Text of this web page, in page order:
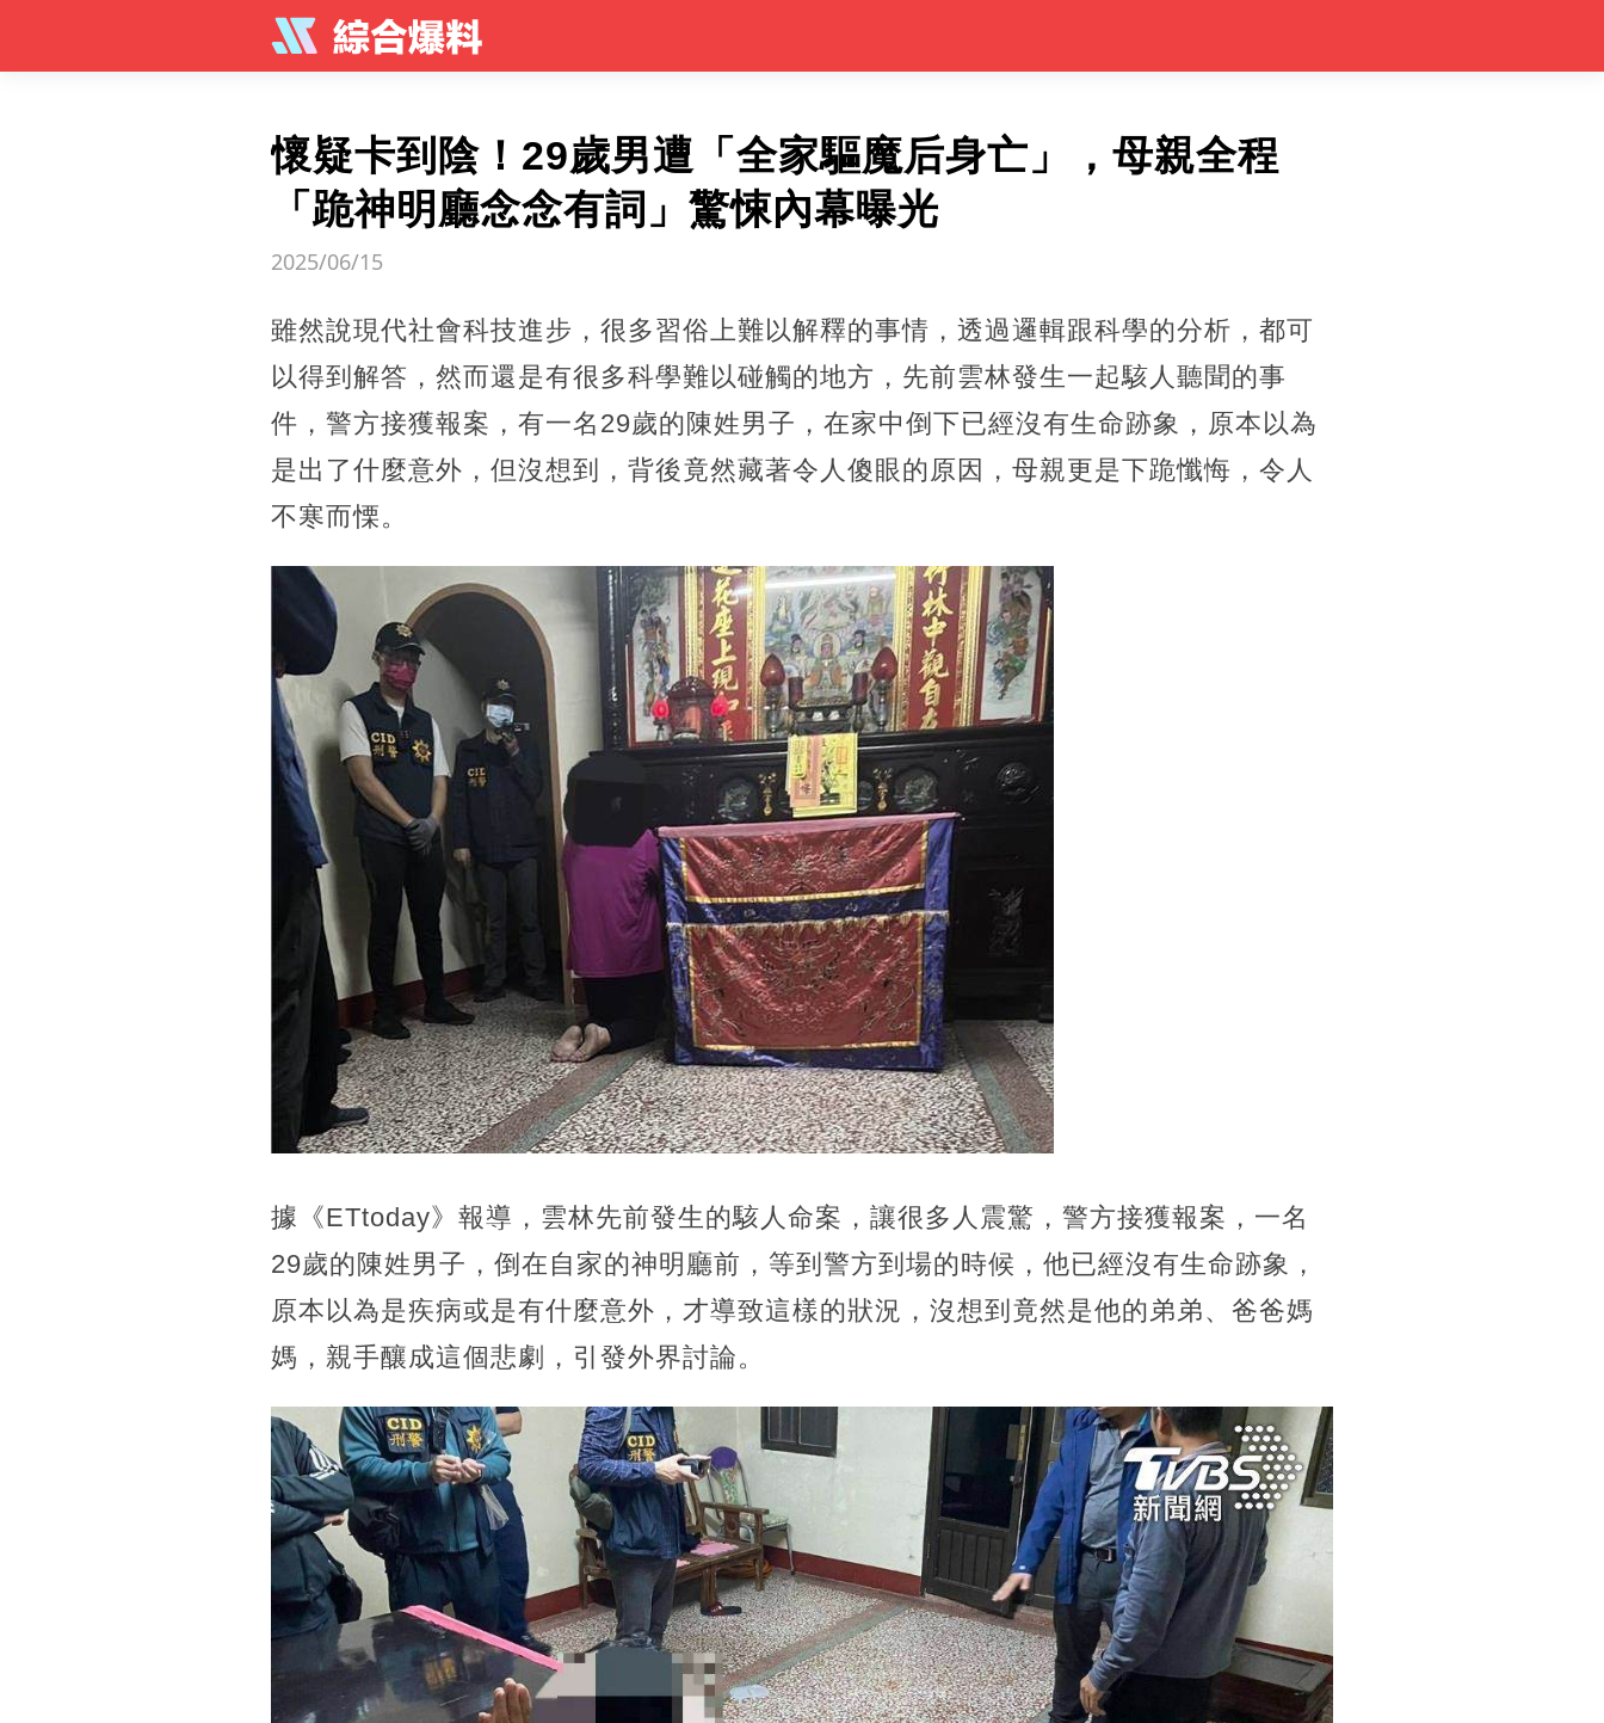
懷疑卡到陰！29歲男遭「全家驅魔后身亡」，母親全程
「跪神明廳念念有詞」驚悚內幕曝光
2025/06/15
雖然說現代社會科技進步，很多習俗上難以解釋的事情，透過邏輯跟科學的分析，都可
以得到解答，然而還是有很多科學難以碰觸的地方，先前雲林發生一起駭人聽聞的事
件，警方接獲報案，有一名29歲的陳姓男子，在家中倒下已經沒有生命跡象，原本以為
是出了什麼意外，但沒想到，背後竟然藏著令人傻眼的原因，母親更是下跪懺悔，令人
不寒而慄。
據《ETtoday》報導，雲林先前發生的駭人命案，讓很多人震驚，警方接獲報案，一名
29歲的陳姓男子，倒在自家的神明廳前，等到警方到場的時候，他已經沒有生命跡象，
原本以為是疾病或是有什麼意外，才導致這樣的狀況，沒想到竟然是他的弟弟、爸爸媽
媽，親手釀成這個悲劇，引發外界討論。